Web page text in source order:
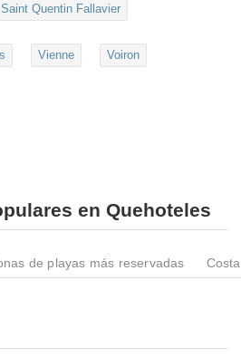
Saint Quentin Fallavier
Vienne Voiron
en Quehoteles
de playas más reservadas